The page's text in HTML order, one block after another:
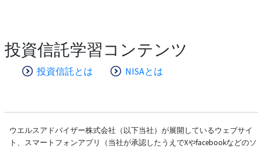
投資信託学習コンテンツ
投資信託とは NISAとは
ウエルスアドバイザー株式会社（以下当社）が展開しているウェブサイ
ト、スマートフォンアプリ（当社が承認したうえでXやfacebookなどのソ